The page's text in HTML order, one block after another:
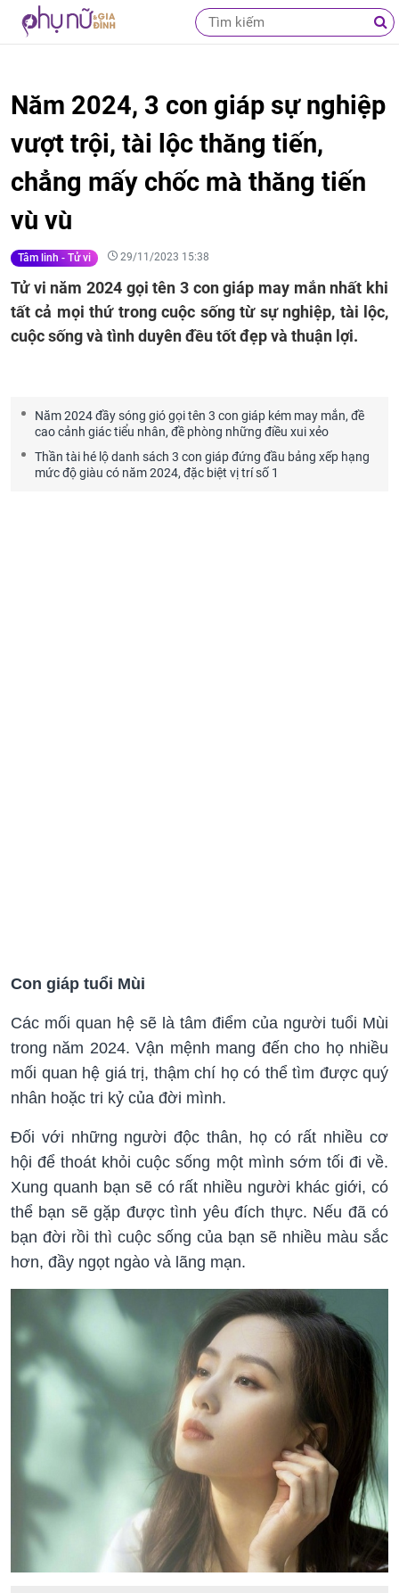
Năm 2024, 3 con giáp sự nghiệp
vượt trội, tài lộc thăng tiến,
chẳng mấy chốc mà thăng tiến
vù vù
Tâm linh - Tử vi 29/11/2023 15:38
Tử vi năm 2024 gọi tên 3 con giáp may mắn nhất khi
tất cả mọi thứ trong cuộc sống từ sự nghiệp, tài lộc,
cuộc sống và tình duyên đều tốt đẹp và thuận lợi.
Năm 2024 đầy sóng gió gọi tên 3 con giáp kém may mắn, đề
cao cảnh giác tiểu nhân, đề phòng những điều xui xẻo
Thần tài hé lộ danh sách 3 con giáp đứng đầu bảng xếp hạng
mức độ giàu có năm 2024, đặc biệt vị trí số 1
Con giáp tuổi Mùi
Các mối quan hệ sẽ là tâm điểm của người tuổi Mùi
trong năm 2024. Vận mệnh mang đến cho họ nhiều
mối quan hệ giá trị, thậm chí họ có thể tìm được quý
nhân hoặc tri kỷ của đời mình.
Đối với những người độc thân, họ có rất nhiều cơ
hội để thoát khỏi cuộc sống một mình sớm tối đi về.
Xung quanh bạn sẽ có rất nhiều người khác giới, có
thể bạn sẽ gặp được tình yêu đích thực. Nếu đã có
bạn đời rồi thì cuộc sống của bạn sẽ nhiều màu sắc
hơn, đầy ngọt ngào và lãng mạn.